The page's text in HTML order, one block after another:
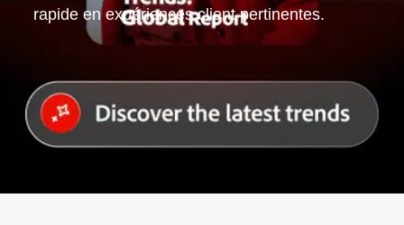
rapide en expériences client pertinentes.